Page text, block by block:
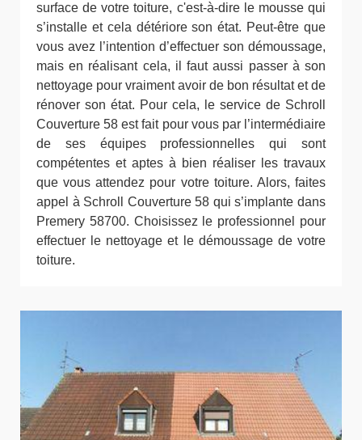
surface de votre toiture, c'est-à-dire le mousse qui
s’installe et cela détériore son état. Peut-être que
vous avez l’intention d’effectuer son démoussage,
mais en réalisant cela, il faut aussi passer à son
nettoyage pour vraiment avoir de bon résultat et de
rénover son état. Pour cela, le service de Schroll
Couverture 58 est fait pour vous par l’intermédiaire
de ses équipes professionnelles qui sont
compétentes et aptes à bien réaliser les travaux
que vous attendez pour votre toiture. Alors, faites
appel à Schroll Couverture 58 qui s’implante dans
Premery 58700. Choisissez le professionnel pour
effectuer le nettoyage et le démoussage de votre
toiture.